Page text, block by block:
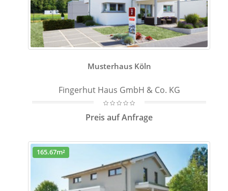
Musterhaus Köln
Fingerhut Haus GmbH & Co. KG
Preis auf Anfrage
165.67m²